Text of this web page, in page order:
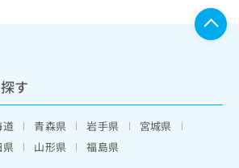
す
道 青森県 岩手県
宮城県
県
山形県
福島県